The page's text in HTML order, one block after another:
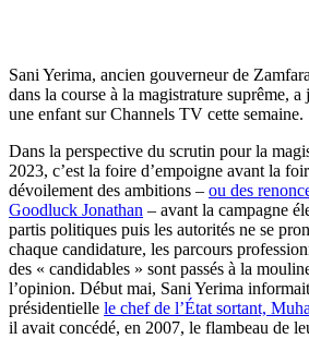
Sani Yerima, ancien gouverneur de
dans la course à la magistrature suprême,
une enfant sur Channels TV cette semaine.
Dans la perspective du scrutin pour la
2023, c’est la foire d’empoigne avant la
dévoilement des ambitions – ou des
Goodluck Jonathan – avant la campagne
partis politiques puis les autorités ne se
chaque candidature, les parcours
des « candidables » sont passés à la
l’opinion. Début mai, Sani Yerima
présidentielle le chef de l’État sortant,
il avait concédé, en 2007, le flambeau de